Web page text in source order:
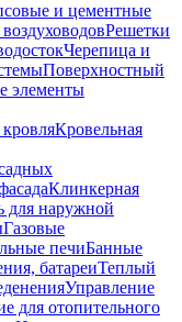
и цементные
Решетки
Черепица и
Поверхностный
элементы
Кровельная
Клинкерная
для наружной
Газовые
печиБанные
батареиТеплый
Управление
для отопительного